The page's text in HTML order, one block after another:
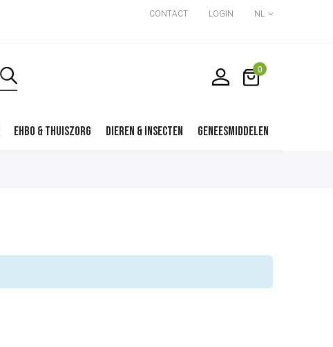
CONTACT LOGIN NL
EHBO & thuiszorg Dieren & Insecten Geneesmiddelen